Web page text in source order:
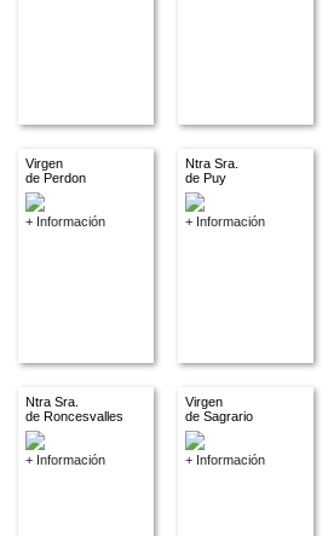
Virgen
de Perdon
+ Información
Ntra Sra.
de Puy
+ Información
Ntra Sra.
de Roncesvalles
+ Información
Virgen
de Sagrario
+ Información